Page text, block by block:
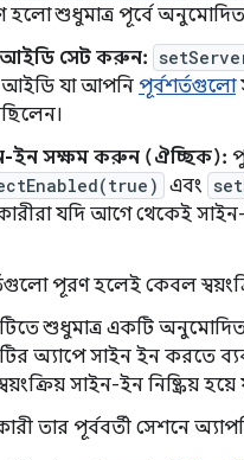
শুধুমাত্র পূর্বে অনুমোদিত
আইডি সেট করুন:
আইডি যা আপনি পূর্বশর্তগুলো
ইন সক্ষম করুন (ঐচ্ছিক):
এবং
যদি আগে থেকেই
পূরণ হলেই কেবল
শুধুমাত্র একটি
অ্যাপে সাইন ইন করতে
সাইন-ইন নিষ্ক্রিয় হয়ে
তার পূর্ববর্তী সেশনে